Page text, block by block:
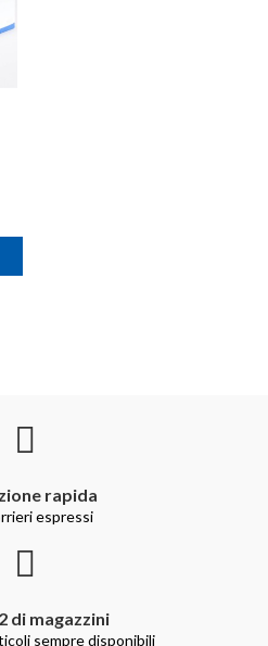
rapida
espressi
di magazzini
sempre disponibili